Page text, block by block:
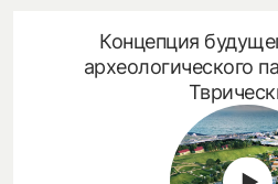
Концепция
археологического